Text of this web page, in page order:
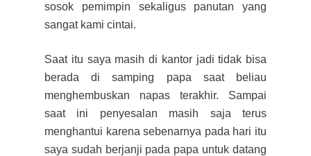
sosok pemimpin sekaligus panutan yang
sangat kami cintai.
Saat itu saya masih di kantor jadi tidak bisa
berada di samping papa saat beliau
menghembuskan napas terakhir. Sampai
saat ini penyesalan masih saja terus
menghantui karena sebenarnya pada hari itu
saya sudah berjanji pada papa untuk datang